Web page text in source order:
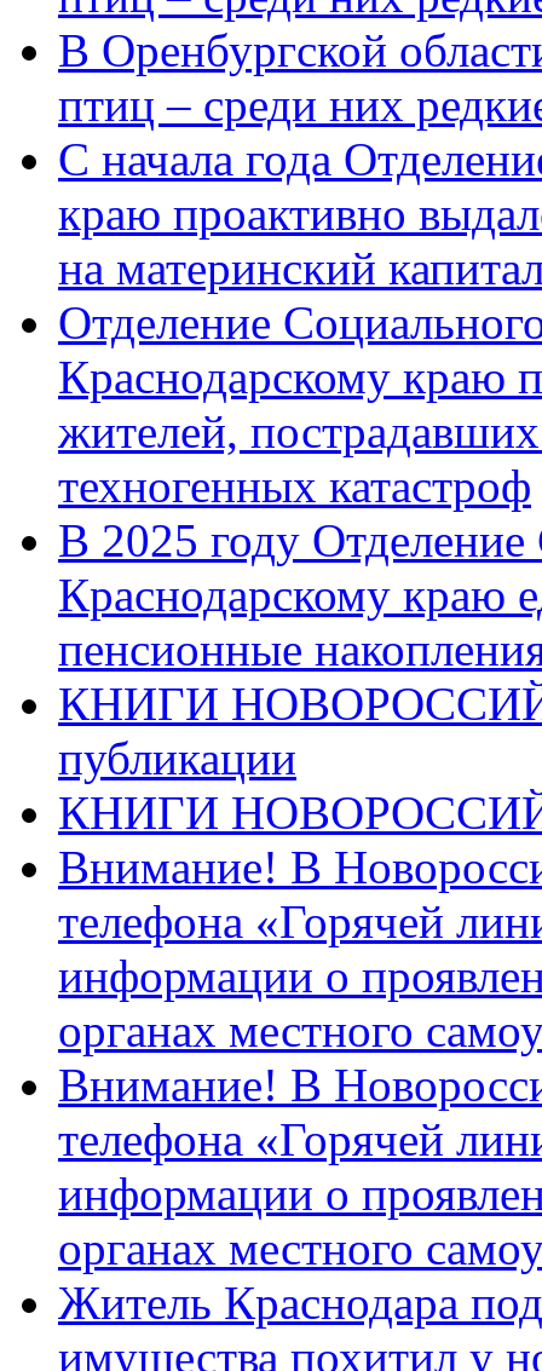
В Оренбургской
птиц – среди них
С начала года
краю проактивно
на материнский
Отделение
Краснодарскому краю
жителей,
техногенных катастроф
В 2025 году
Краснодарскому краю
пенсионные
КНИГИ
публикации
КНИГИ
Внимание! В
телефона «Горячей
информации о
органах местного
Внимание! В
телефона «Горячей
информации о
органах местного
Житель Краснодара
имущества похитил у